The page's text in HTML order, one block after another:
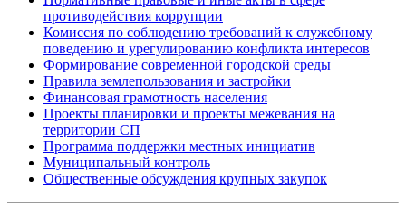
противодействия коррупции
Комиссия по соблюдению требований к служебному
поведению и урегулированию конфликта интересов
Формирование современной городской среды
Правила землепользования и застройки
Финансовая грамотность населения
Проекты планировки и проекты межевания на
территории СП
Программа поддержки местных инициатив
Муниципальный контроль
Общественные обсуждения крупных закупок